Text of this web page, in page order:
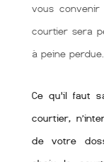
vous
courtier sera
à peine perdue.
Ce qu'il faut
courtier,
de votre